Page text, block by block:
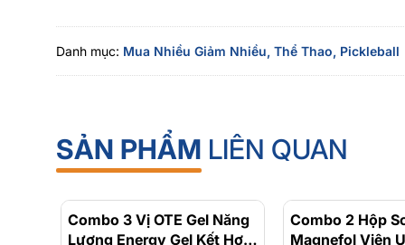
Thông Số Kỹ Thuật
Chất liệu: Nhựa PE (Polyethylene) cao cấp
Tốc độ bắn: 110km/h
Trọng lượng 26gram
Danh mục: Mua Nhiều Giảm Nhiều, Thể Thao, Pickleball
SẢN PHẨM LIÊN QUAN
- 30%
Combo 3 Vị OTE Gel Năng
Lượng Energy Gel Kết Hợp
Combo 2 Hộp
Magnefol Viên